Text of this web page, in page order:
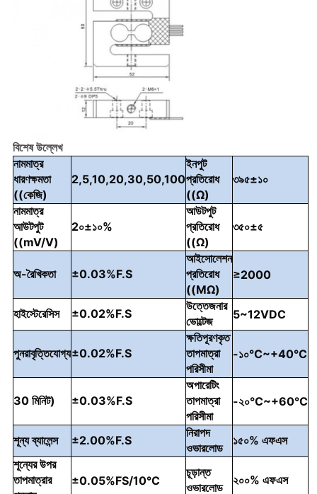
বিশেষ উল্লেখ
নামমাত্র
ধারণক্ষমতা
((কেজি)
2,5,10,20,30,50,100
ইনপুট
প্রতিরোধ
((Ω)
৩৯৫±১০
নামমাত্র
আউটপুট
((mV/V)
2০±১০%
আউটপুট
প্রতিরোধ
((Ω)
৩৫০±৫
অ-রৈখিকতা ±0.03%F.S
আইসোলেশন
প্রতিরোধ
((MΩ)
≥2000
হাইস্টেরেসিস ±0.02%F.S
উত্তেজনার
ভোল্টেজ
5~12VDC
পুনরাবৃত্তিযোগ্য±0.02%F.S
ক্ষতিপূরণকৃত
তাপমাত্রা
পরিসীমা
-১০°C~+40°C
30 মিনিট) ±0.03%F.S
অপারেটিং
তাপমাত্রা
পরিসীমা
-২০°C~+60°C
শূন্য ব্যালেন্স ±2.00%F.S
নিরাপদ
ওভারলোড
১৫০% এফএস
শূন্যের উপর
তাপমাত্রার
±0.05%FS/10°C
চূড়ান্ত
ওভারলোড
২০০% এফএস